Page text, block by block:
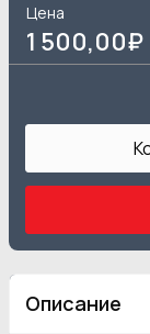
Цена
1 500,00₽
Описание